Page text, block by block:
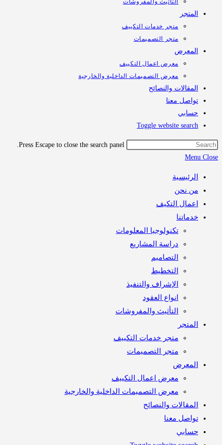
التأثيث والمفروشات
متجر خدمات التكييف
متجر التصميمات
معرض اعمال التكييف
معرض التصميمات الداخلية والخارجية
والنصائح
معنا
Toggle website
Press Escape to close the search panel.
نحن
التكيف
تكنولوجيا المعلومات
دراسة المشاريع
التصاميم
التخطيط
الإشراف والتنفيذ
انواع العقود
التأثيث والمفروشات
متجر خدمات التكييف
متجر التصميمات
معرض اعمال التكييف
معرض التصميمات الداخلية والخارجية
والنصائح
معنا